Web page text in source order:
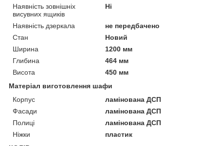
Наявність зовнішніх
висувних ящиків
Ні
Наявність дзеркала
не передбачено
Стан
Новий
Ширина
1200 мм
Глибина
464 мм
Висота
450 мм
Матеріал виготовлення шафи
Корпус
ламінована ДСП
Фасади
ламінована ДСП
Полиці
ламінована ДСП
Ніжки
пластик